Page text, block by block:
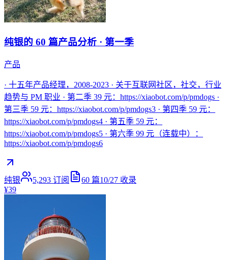
纯银的 60 篇产品分析 · 第一季
产品
· 十五年产品经理，2008-2023 · 关于互联网社区，社交，行业
趋势与 PM 职业 · 第二季 39 元：https://xiaobot.com/p/pmdogs ·
第三季 59 元：https://xiaobot.com/p/pmdogs3 · 第四季 59 元：
https://xiaobot.com/p/pmdogs4 · 第五季 59 元：
https://xiaobot.com/p/pmdogs5 · 第六季 99 元（连载中）：
https://xiaobot.com/p/pmdogs6
纯银 5,293 订阅 60 篇10/27 收录
¥39